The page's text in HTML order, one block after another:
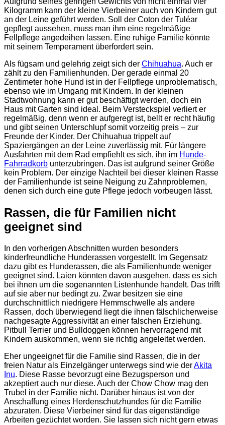
Kilogramm kann der kleine Vierbeiner auch von Kindern gut
an der Leine geführt werden. Soll der Coton der Tuléar
gepflegt aussehen, muss man ihm eine regelmäßige
Fellpflege angedeihen lassen. Eine ruhige Familie könnte
mit seinem Temperament überfordert sein.
Als fügsam und gelehrig zeigt sich der Chihuahua. Auch er
zählt zu den Familienhunden. Der gerade einmal 20
Zentimeter hohe Hund ist in der Fellpflege unproblematisch,
ebenso wie im Umgang mit Kindern. In der kleinen
Stadtwohnung kann er gut beschäftigt werden, doch ein
Haus mit Garten sind ideal. Beim Versteckspiel verliert er
regelmäßig, denn wenn er aufgeregt ist, bellt er recht häufig
und gibt seinen Unterschlupf somit vorzeitig preis – zur
Freunde der Kinder. Der Chihuahua trippelt auf
Spaziergängen an der Leine zuverlässig mit. Für längere
Ausfahrten mit dem Rad empfiehlt es sich, ihn im Hunde-
Fahrradkorb unterzubringen. Das ist aufgrund seiner Größe
kein Problem. Der einzige Nachteil bei dieser kleinen Rasse
der Familienhunde ist seine Neigung zu Zahnproblemen,
denen sich durch eine gute Pflege jedoch vorbeugen lässt.
Rassen, die für Familien nicht
geeignet sind
In den vorherigen Abschnitten wurden besonders
kinderfreundliche Hunderassen vorgestellt. Im Gegensatz
dazu gibt es Hunderassen, die als Familienhunde weniger
geeignet sind. Laien könnten davon ausgehen, dass es sich
bei ihnen um die sogenannten Listenhunde handelt. Das trifft
auf sie aber nur bedingt zu. Zwar besitzen sie eine
durchschnittlich niedrigere Hemmschwelle als andere
Rassen, doch überwiegend liegt die ihnen fälschlicherweise
nachgesagte Aggressivität an einer falschen Erziehung.
Pitbull Terrier und Bulldoggen können hervorragend mit
Kindern auskommen, wenn sie richtig angeleitet werden.
Eher ungeeignet für die Familie sind Rassen, die in der
freien Natur als Einzelgänger unterwegs sind wie derAkita
Inu. Diese Rasse bevorzugt eine Bezugsperson und
akzeptiert auch nur diese. Auch der Chow Chow mag den
Trubel in der Familie nicht. Darüber hinaus ist von der
Anschaffung eines Herdenschutzhundes für die Familie
abzuraten. Diese Vierbeiner sind für das eigenständige
Arbeiten gezüchtet worden. Sie lassen sich nicht gern etwas